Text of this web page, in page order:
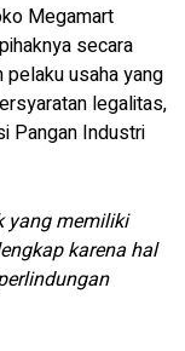
Megamart
secara
usaha yang
legalitas,
Pangan Industri
yang memiliki
karena hal